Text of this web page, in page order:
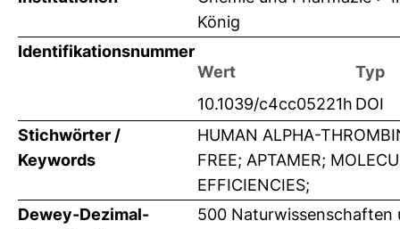
König
Identifikationsnummer
Wert
Typ
10.1039/c4cc05221h DOI
Stichwörter /
Keywords
HUMAN ALPHA-
FREE; APTAMER;
EFFICIENCIES;
Dewey-Dezimal-
500 Naturwissenschaften